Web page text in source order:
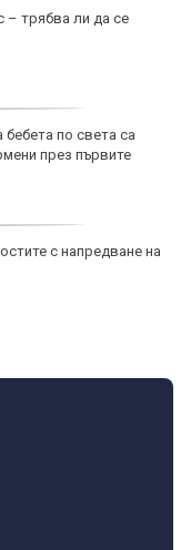
– трябва ли да се
по света са
през първите
с напредване на